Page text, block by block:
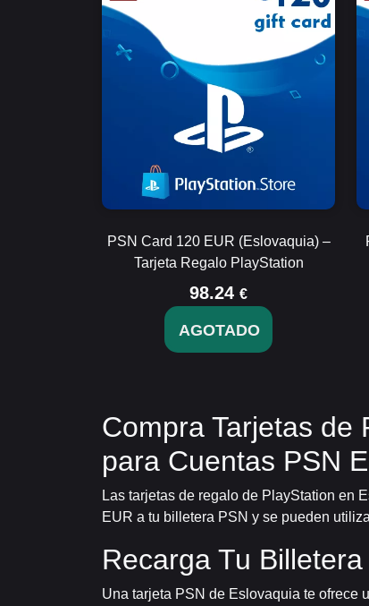
PSN Card 120 EUR (Eslovaquia) –
Tarjeta Regalo PlayStation
98.24 €
AGOTADO
Compra Tarjetas de
para Cuentas PSN
Las tarjetas de regalo de PlayStation en
EUR a tu billetera PSN y se pueden
Recarga Tu
Una tarjeta PSN de Eslovaquia te ofrece